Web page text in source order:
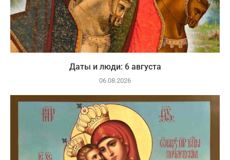
Даты и люди: 6 августа
06.08.2026